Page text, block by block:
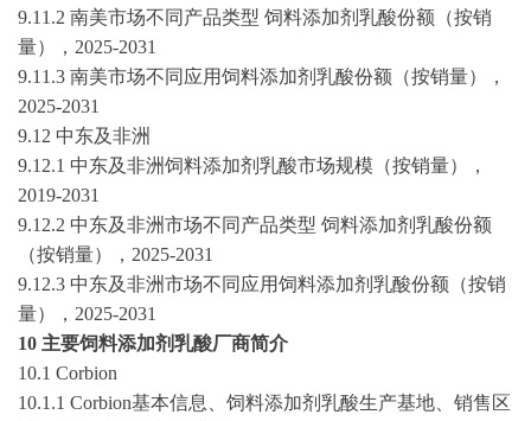
9.11.2 南美市场不同产品类型 饲料添加剂乳酸份额（按销
量）， 2025-2031
9.11.3 南美市场不同应用饲料添加剂乳酸份额（按销量），
2025-2031
9.12 中东及非洲
9.12.1 中东及非洲饲料添加剂乳酸市场规模（按销量），
2019-2031
9.12.2 中东及非洲市场不同产品类型 饲料添加剂乳酸份额
（按销量）， 2025-2031
9.12.3 中东及非洲市场不同应用饲料添加剂乳酸份额（按销
量）， 2025-2031
10 主要饲料添加剂乳酸厂商简介
10.1 Corbion
10.1.1 Corbion基本信息、饲料添加剂乳酸生产基地、销售区